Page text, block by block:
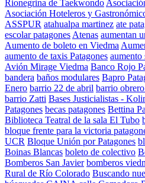
Rionegrina de Taekwondo
Asociación Hoteleros y
ASSPUR atahualpa martinez ate
escolar patagones Atenas aumentan
Aumento de boleto en Viedma
aumento de taxis Patagones aumento
Avión Mirage Viedma Banco Rojo
bandera baños modulares Bapro
Enero barrio 22 de abril barrio
barrio Zatti Bases Justicialistas -
Patagones becas patagones Bettina
Biblioteca Teatral de la sala El Tubo
bloque frente para la victoria
UCR Bloque Unión por Patagones
Boinas Blancas boleto de colectivo
Bomberos San Javier bomberos
Rural de Río Colorado Buscando